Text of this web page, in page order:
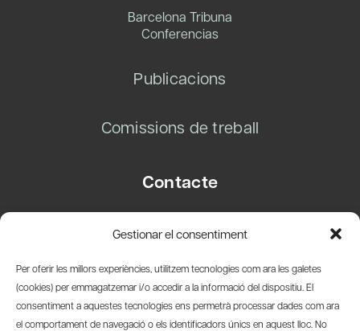
Gestionar el consentiment
Per oferir les millors experiències, utilitzem tecnologies com ara les galetes
(cookies) per emmagatzemar i/o accedir a la informació del dispositiu. El
consentiment a aquestes tecnologies ens permetrà processar dades com ara
el comportament de navegació o els identificadors únics en aquest lloc. No
Barcelona Tribuna
Conferencias
Publicacions
Comissions de treball
Contacte
08003 Barcelona
info@amicsdelpais.com
Suscripció Newsletter